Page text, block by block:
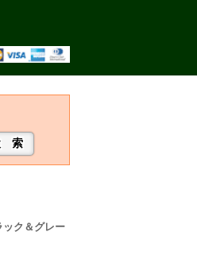
ク＆グレー